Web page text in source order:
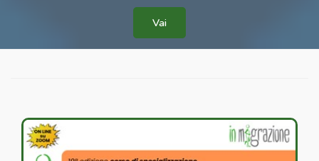
Vai